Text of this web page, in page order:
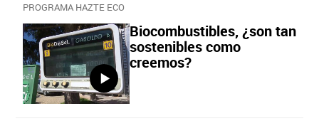
PROGRAMA HAZTE ECO
Biocombustibles, ¿son tan
sostenibles como
creemos?